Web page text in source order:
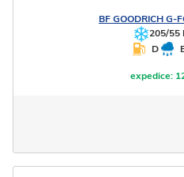
BF GOODRICHG-
205/55
D
expedice: